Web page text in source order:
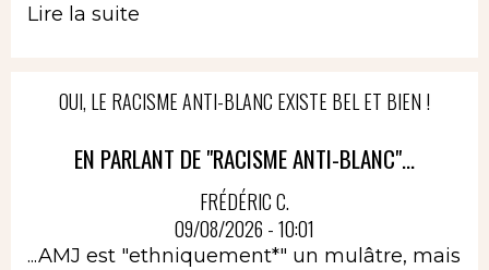
Lire la suite
OUI, LE RACISME ANTI-BLANC EXISTE BEL ET BIEN !
EN PARLANT DE "RACISME ANTI-BLANC"...
FRÉDÉRIC C.
09/08/2026 - 10:01
...AMJ est "ethniquement*" un mulâtre, mais